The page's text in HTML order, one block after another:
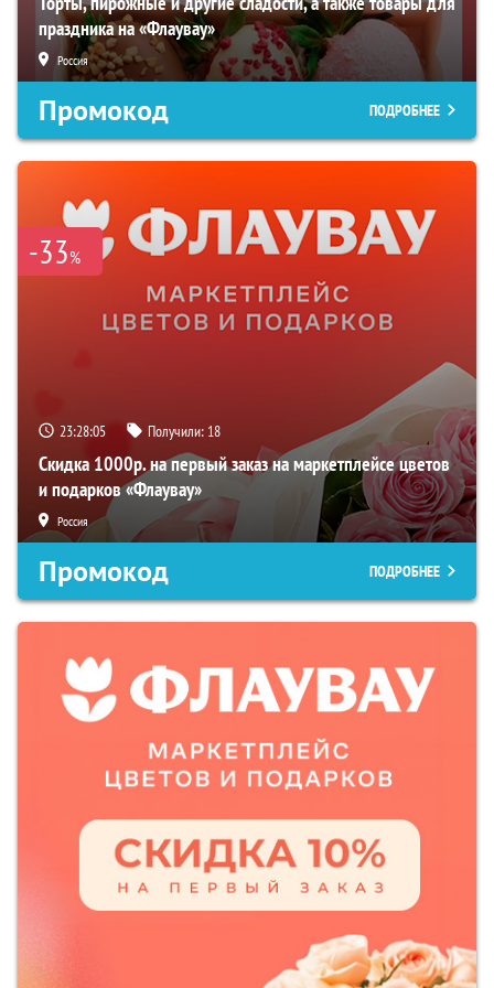
праздника на «Флаувау»
Россия
Промокод ПОДРОБНЕЕ
-33%
23:28:04 Получили: 18
Скидка 1000р. на первый заказ на маркетплейсе цветов
и подарков «Флаувау»
Россия
Промокод ПОДРОБНЕЕ